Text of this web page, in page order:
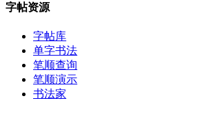
字帖资源
字帖库
单字书法
笔顺查询
笔顺演示
书法家